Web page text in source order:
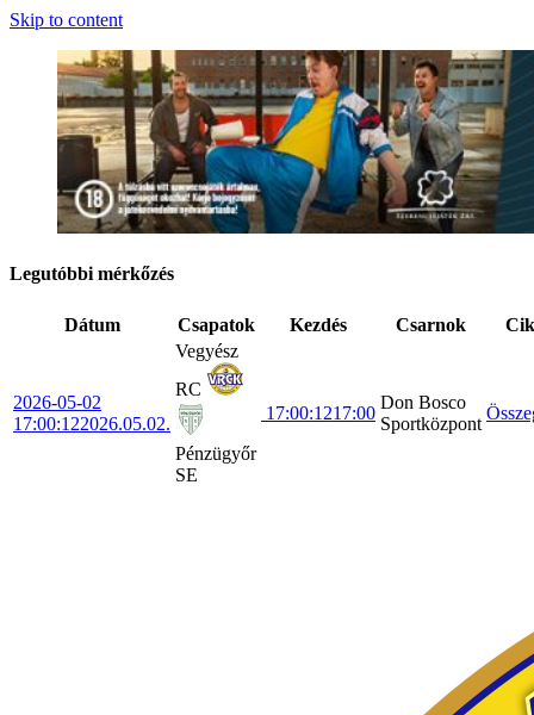
Skip to content
Legutóbbi mérkőzés
Dátum Csapatok Kezdés Csarnok
2026-05-02
17:00:122026.05.02.
Vegyész
RC
Pénzügyőr
SE
17:00:1217:00
Don Bosco
Sportközpont